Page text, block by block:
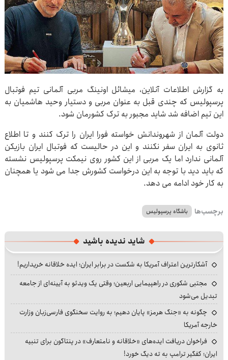
به گزارش اطلاعات آنلاین، میشائل اونینگ مربی آلمانی تیم فوتبال
پرسپولیس که چندی قبل به عنوان مربی و دستیار وحید هاشمیان به
این تیم اضافه شد شاید مجبور به ترک کشورمان شود.
دولت آلمان از شهروندانش خواسته فورا ایران را ترک کنند و تا اطلاع
ثانوی به ایران سفر نکنند و این در حالیست که فوتبال ایران بازیکن
آلمانی ندارد اما یک مربی از این کشور روی نیمکت پرسپولیس نشسته
که باید دید با توجه به این درخواست کشورش جدا می شود یا همچنان
به کار خود ادامه می دهد.
برچسب‌ها باشگاه پرسپولیس
شاید ندیده باشید
آشکارترین اعتراف آمریکا به شکست در برابر ایران؛ ایده خلاقانه خریداریم!
مجتبی شکوری در راهپیمایی اربعین؛ وقتی یک ویدئو به آیینه‌ای از جامعه
تبدیل می‌شود
چگونه به «جنگ هرمز» پایان دهیم؛ به روایت سخنگوی فارسی‌زبان وزارت
خارجه آمریکا
فراخوان دریافت ایده‌های «خلاقانه و نامتعارف» در پنتاگون برای تنبیه
ایران؛ کفگیر ترامپ به ته دیگ خورد!